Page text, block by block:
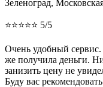
Зеленоград,
⭐⭐⭐⭐⭐ 5/5
Очень удобный
же получила деньги.
занизить цену не
Буду вас